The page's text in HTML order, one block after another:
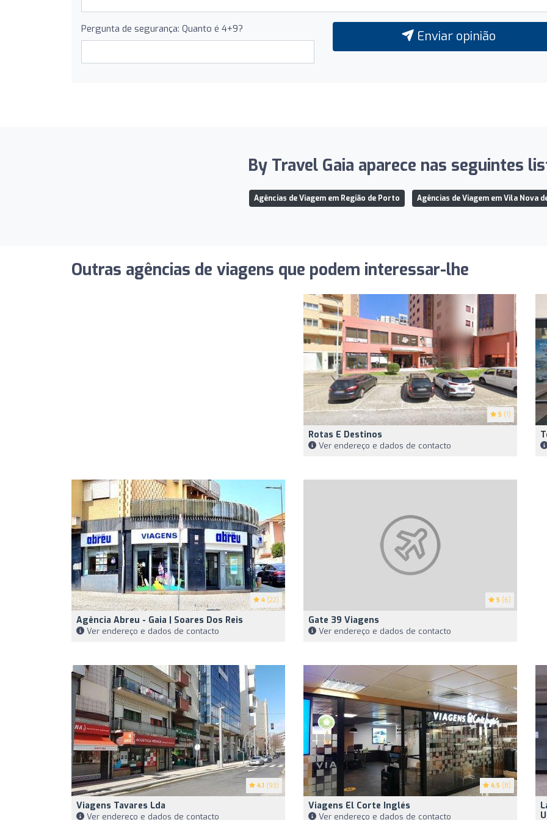
Pergunta de segurança: Quanto é 4+9? Enviar opinião
By Travel Gaia aparece nas seguintes
Agências de Viagem em Região de Porto Agências de Viagem em Vila Nova
Outras agências de viagens que podem interessar-lhe
5 (1)
Rotas E Destinos
Ver endereço e dados de contacto
4 (22)
Agência Abreu - Gaia | Soares Dos Reis
Ver endereço e dados de contacto
5 (6)
Gate 39 Viagens
Ver endereço e dados de contacto
4.1 (93)
Viagens Tavares Lda
Ver endereço e dados de contacto
4.5 (8)
Viagens El Corte Inglés
Ver endereço e dados de contacto